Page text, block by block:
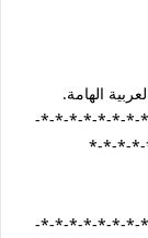
الهامة.
-*-*-*-*-*-*-*-
*-*-*-
-*-*-*-*-*-*-*-